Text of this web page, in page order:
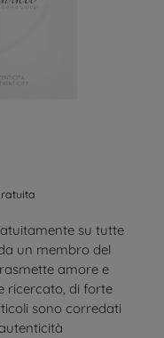
su tutte
un membro del
amore e
ricercato, di forte
sono corredati